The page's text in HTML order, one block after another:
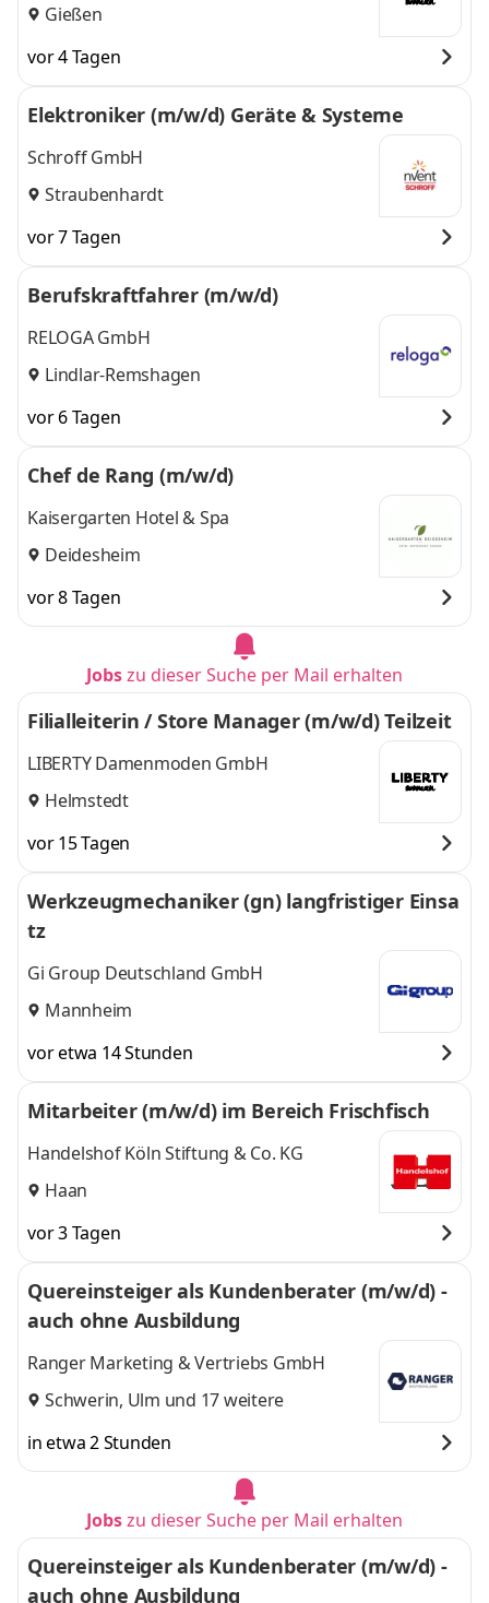
Gießen
vor 4 Tagen
Elektroniker (m/w/d) Geräte & Systeme
Schroff GmbH
Straubenhardt
vor 7 Tagen
Berufskraftfahrer (m/w/d)
RELOGA GmbH
Lindlar-Remshagen
vor 6 Tagen
Chef de Rang (m/w/d)
Kaisergarten Hotel & Spa
Deidesheim
vor 8 Tagen
Jobszu dieser Suche per Mail erhalten
Filialleiterin / Store Manager (m/w/d) Teilzeit
LIBERTY Damenmoden GmbH
Helmstedt
vor 15 Tagen
Werkzeugmechaniker (gn) langfristiger Einsa
tz
Gi Group Deutschland GmbH
Mannheim
vor etwa 14 Stunden
Mitarbeiter (m/w/d) im Bereich Frischfisch
Handelshof Köln Stiftung & Co. KG
Haan
vor 3 Tagen
Quereinsteiger als Kundenberater (m/w/d) -
auch ohne Ausbildung
Ranger Marketing & Vertriebs GmbH
Schwerin, Ulm und 17 weitere
in etwa 2 Stunden
Jobszu dieser Suche per Mail erhalten
Quereinsteiger als Kundenberater (m/w/d) -
auch ohne Ausbildung